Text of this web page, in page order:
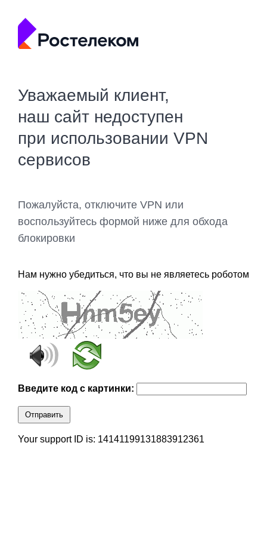
Уважаемый клиент,
наш сайт недоступен
при использовании VPN
сервисов
Пожалуйста, отключите VPN или
воспользуйтесь формой ниже для обхода
блокировки
Нам нужно убедиться, что вы не являетесь роботом
Введите код с картинки:
Отправить
Your support ID is: 14141199131883912361